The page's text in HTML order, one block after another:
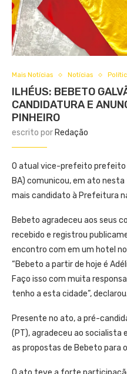
Mais Notícias Notícias
ILHÉUS: BEBETO
CANDIDATURA E
PINHEIRO
escrito porRedação
O atual vice-prefeito prefeito
BA) comunicou, em ato
mais candidato à Prefeitura
Bebeto agradeceu aos seus
recebido e registrou
encontro com em um hotel
“Bebeto a partir de hoje é
Faço isso com muita
tenho a esta cidade”, declarou.
Presente no ato, a pré-
(PT), agradeceu ao socialista
as propostas de Bebeto para